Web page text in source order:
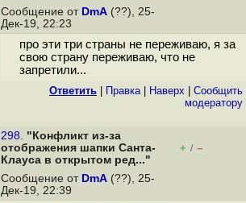
Сообщение от DmA (??), 25-
Дек-19, 22:23
про эти три страны не переживаю, я за
свою страну переживаю, что не
запретили...
Ответить Правка| Наверх
Cообщить
модератору
298. "Конфликт из-за
отображения шапки Санта-
Клауса в открытом ред..."
+ / –
Сообщение от DmA (??), 25-
Дек-19, 22:39